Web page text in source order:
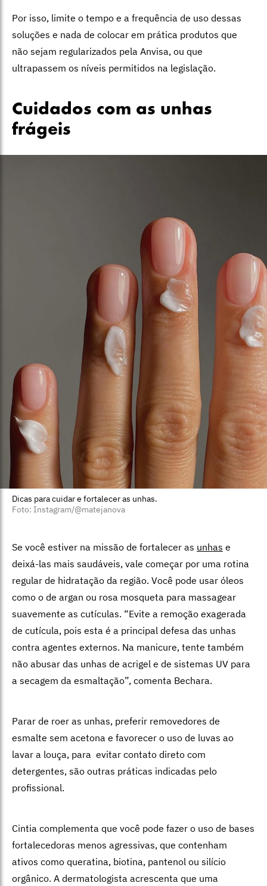
Por isso, limite o tempo e a frequência de uso dessas
soluções e nada de colocar em prática produtos que
não sejam regularizados pela Anvisa, ou que
ultrapassem os níveis permitidos na legislação.
Cuidados com as unhas
frágeis
Dicas para cuidar e fortalecer as unhas.
Foto: Instagram/@matejanova
Se você estiver na missão de fortalecer as unhas e
deixá-las mais saudáveis, vale começar por uma rotina
regular de hidratação da região. Você pode usar óleos
como o de argan ou rosa mosqueta para massagear
suavemente as cutículas. “Evite a remoção exagerada
de cutícula, pois esta é a principal defesa das unhas
contra agentes externos. Na manicure, tente também
não abusar das unhas de acrigel e de sistemas UV para
a secagem da esmaltação”, comenta Bechara.
Parar de roer as unhas, preferir removedores de
esmalte sem acetona e favorecer o uso de luvas ao
lavar a louça, para evitar contato direto com
detergentes, são outras práticas indicadas pelo
profissional.
Cintia complementa que você pode fazer o uso de bases
fortalecedoras menos agressivas, que contenham
ativos como queratina, biotina, pantenol ou silício
orgânico. A dermatologista acrescenta que uma